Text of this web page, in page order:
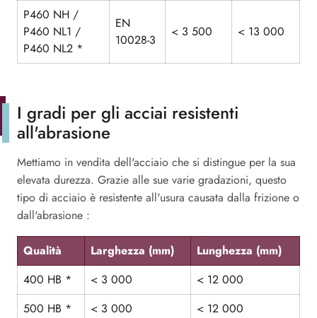
P460 NH /
P460 NL1 /
P460 NL2 *
EN
10028-3
< 3 500 < 13 000
I gradi per gli acciai resistenti
all'abrasione
Mettiamo in vendita dell'acciaio che si distingue per la sua
elevata durezza. Grazie alle sue varie gradazioni, questo
tipo di acciaio è resistente all'usura causata dalla frizione o
dall'abrasione :
Qualità Larghezza (mm) Lunghezza (mm)
400 HB * < 3 000
< 12 000
500 HB *
< 3 000 < 12 000